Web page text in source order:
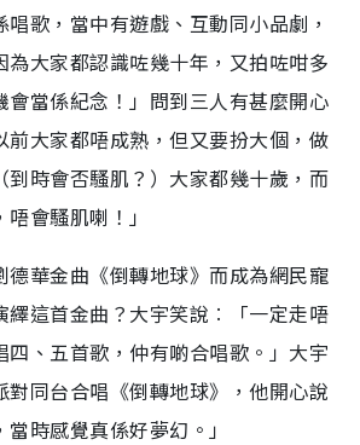
歌，當中有遊戲、互動同小品劇，
為大家都認識咗幾十年，又拍咗咁多
會當係紀念！」問到三人有甚麼開心
前大家都唔成熟，但又要扮大個，做
到時會否騷肌？）大家都幾十歲，而
會騷肌喇！」
德華金曲《倒轉地球》而成為網民寵
繹這首金曲？大宇笑說︰「一定走唔
四、五首歌，仲有啲合唱歌。」大宇
對同台合唱《倒轉地球》，他開心說
當時感覺真係好夢幻。」